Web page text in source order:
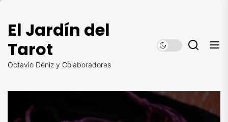
contenido
El Jardín del
Tarot
Octavio Déniz y Colaboradores